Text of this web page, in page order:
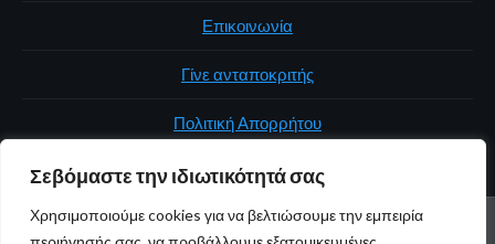
Σεβόμαστε την ιδιωτικότητά σας
Χρησιμοποιούμε cookies για να βελτιώσουμε την εμπειρία
Επικοινωνία
Γίνε ανταποκριτής
Πολιτική Απορρήτου
ΑΡΧΙΚΉ ΠΟΛΙΤΙΚΉ ΕΛΛΆΔΑ ΚΌΣΜΟΣ ΕΠΙΚΟΙΝΩΝΊΑ